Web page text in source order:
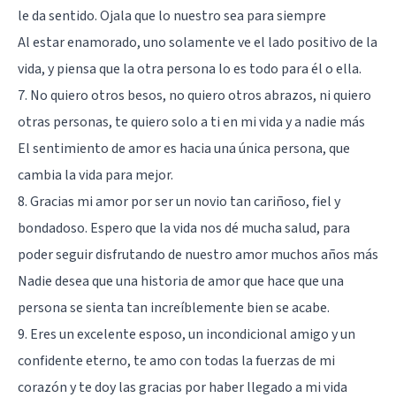
le da sentido. Ojala que lo nuestro sea para siempre
Al estar enamorado, uno solamente ve el lado positivo de la
vida, y piensa que la otra persona lo es todo para él o ella.
7. No quiero otros besos, no quiero otros abrazos, ni quiero
otras personas, te quiero solo a ti en mi vida y a nadie más
El sentimiento de amor es hacia una única persona, que
cambia la vida para mejor.
8. Gracias mi amor por ser un novio tan cariñoso, fiel y
bondadoso. Espero que la vida nos dé mucha salud, para
poder seguir disfrutando de nuestro amor muchos años más
Nadie desea que una historia de amor que hace que una
persona se sienta tan increíblemente bien se acabe.
9. Eres un excelente esposo, un incondicional amigo y un
confidente eterno, te amo con todas la fuerzas de mi
corazón y te doy las gracias por haber llegado a mi vida